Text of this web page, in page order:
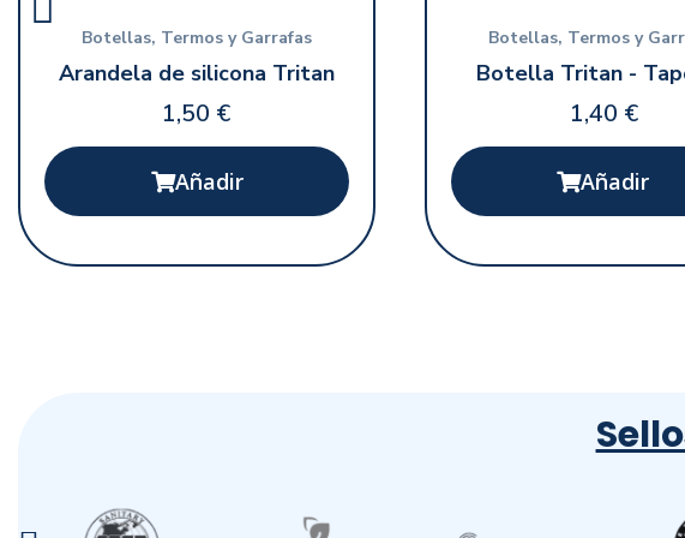
Vista rápida
Botellas, Termos y Garrafas
Arandela de silicona Tritan
1,50 €
Añadir
Vista rápida
Botellas, Termos y
Botella Tritan -
1,40 €
Añadir